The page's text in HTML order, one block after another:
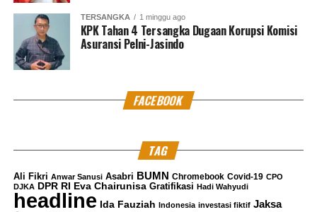
TERSANGKA 1 minggu ago
KPK Tahan 4 Tersangka Dugaan Korupsi Komisi
Asuransi Pelni-Jasindo
FACEBOOK
TAG
Ali Fikri Anwar Sanusi Asabri BUMN Chromebook Covid-19 CPO
DJKA
DPR RI Eva Chairunisa Gratifikasi Hadi Wahyudi
headline Ida Fauziah Indonesia investasi fiktif Jaksa